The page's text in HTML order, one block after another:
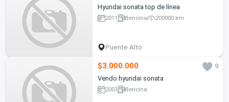
Hyundai sonata top de línea
2011 Bencina 200000 km
Puente Alto
$3.000.000
9
Vendo hyundai sonata
2003 Bencina